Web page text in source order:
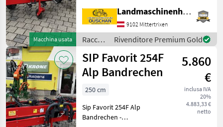
Macchina usata
Kat I & Kat II - Gelenkwelle -
4 Reihig - 2 Tasträder wir
sind gerne für sie erreichbar
Landmaschinenhandel Ouschan Anton
9102 Mittertrixen
Raccolta
mangimi
/ SIP
Rivenditore Premium Gold
SIP Favorit 254F
Alp Bandrechen
5.860
€
inclusa IVA
20%
4.883,33 €
netto
250 cm
Sip Favorit 254F Alp
Bandrechen -